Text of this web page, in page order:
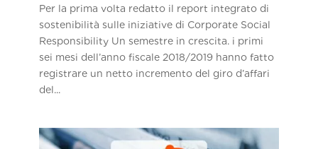
Per la prima volta redatto il report integrato di
sostenibilità sulle iniziative di Corporate Social
Responsibility Un semestre in crescita. i primi
sei mesi dell’anno fiscale 2018/2019 hanno fatto
registrare un netto incremento del giro d’affari
del...